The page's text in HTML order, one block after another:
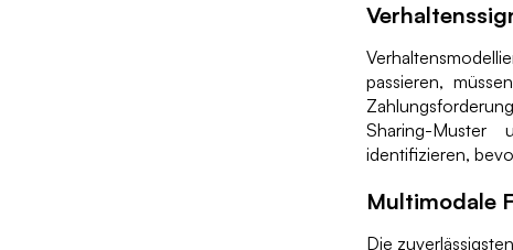
passieren,
Sharing-Muster
identifizieren,
Multimodale
Die